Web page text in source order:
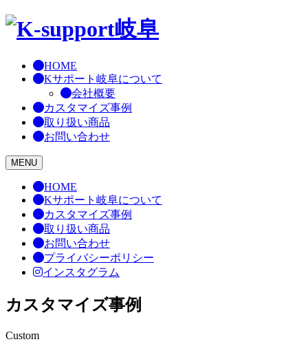
Skip
HOME
Kサポート岐阜について
会社概要
カスタマイズ事例
取り扱い商品
お問い合わせ
MENU
HOME
Kサポート岐阜について
カスタマイズ事例
取り扱い商品
お問い合わせ
プライバシーポリシー
インスタグラム
カスタマイズ事例
Custom